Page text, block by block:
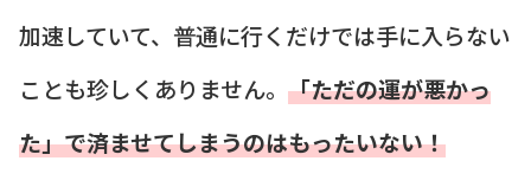
加速していて、普通に行くだけでは手に入らない
ことも珍しくありません。 「ただの運が悪かっ
た」で済ませてしまうのはもったいない！